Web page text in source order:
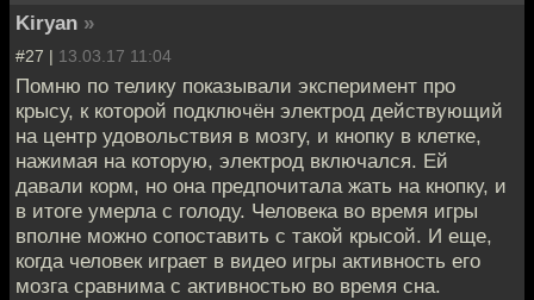
Kiryan »
#27 | 13.03.17 11:04
Помню по телику показывали эксперимент про
крысу, к которой подключён электрод действующий
на центр удовольствия в мозгу, и кнопку в клетке,
нажимая на которую, электрод включался. Ей
давали корм, но она предпочитала жать на кнопку, и
в итоге умерла с голоду. Человека во время игры
вполне можно сопоставить с такой крысой. И еще,
когда человек играет в видео игры активность его
мозга сравнима с активностью во время сна.